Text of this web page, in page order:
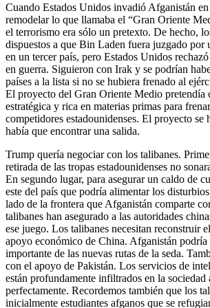
Cuando Estados Unidos invadió Afganistán
remodelar lo que llamaba el “Gran Oriente
el terrorismo era sólo un pretexto. De hecho,
dispuestos a que Bin Laden fuera juzgado por
en un tercer país, pero Estados Unidos
en guerra. Siguieron con Irak y se podrían
países a la lista si no se hubiera frenado al
El proyecto del Gran Oriente Medio pretendía
estratégica y rica en materias primas para
competidores estadounidenses. El proyecto se
había que encontrar una salida.
Trump quería negociar con los talibanes.
retirada de las tropas estadounidenses no
En segundo lugar, para asegurar un caldo de
este del país que podría alimentar los
lado de la frontera que Afganistán comparte
talibanes han asegurado a las autoridades
ese juego. Los talibanes necesitan reconstruir
apoyo económico de China. Afganistán podría
importante de las nuevas rutas de la seda.
con el apoyo de Pakistán. Los servicios de
están profundamente infiltrados en la sociedad
perfectamente. Recordemos también que los
inicialmente estudiantes afganos que se